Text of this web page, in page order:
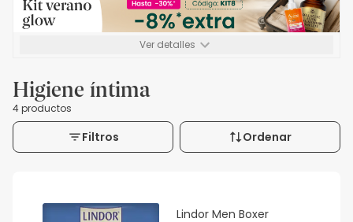
Ver detalles
acumulable.
Higiene íntima
4 productos
Filtros Ordenar
Lindor Men Boxer